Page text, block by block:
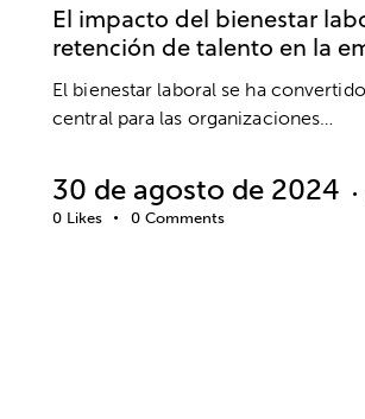
El impacto del bienestar
retención de talento en la
El bienestar laboral se ha
central para las organizaciones…
30 de agosto de 2024
0 Likes 0 Comments